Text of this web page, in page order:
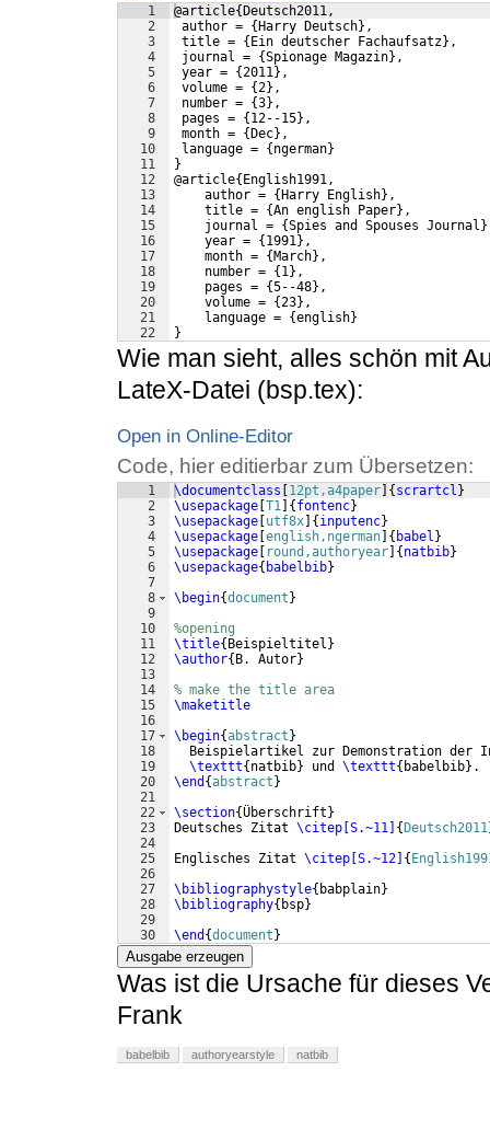
1
2
3
4
5
6
7
8
9
10
11
12
13
14
15
16
17
18
19
20
21
22
@article{Deutsch2011,
author = {Harry Deutsch},
title = {Ein deutscher Fachaufsatz},
journal = {Spionage Magazin},
year = {2011},
volume = {2},
number = {3},
pages = {12--15},
month = {Dec},
language = {ngerman}
}
@article{English1991,
    author = {Harry English},
    title = {An english Paper},
journal = {Spies and Spouses
    year = {1991},
    month = {March},
    number = {1},
    pages = {5--48},
    volume = {23},
    language = {english}
}
Wie man sieht, alles schön mit
LateX-Datei (bsp.tex):
Open in Online-Editor
Code, hier editierbar zum Übersetzen:
1
2
3
4
5
6
7
8
9
10
11
12
13
14
15
16
17
18
19
20
21
22
23
24
25
26
27
28
29
30
\documentclass 12pt,a4paper { scrartcl }
\usepackage T1 { fontenc}
\usepackage utf8x { inputenc}
\usepackage english,ngerman { babel }
\usepackage
round,authoryear { natbib}
\usepackage{ babelbib}
\begin{document }
%opening
\title{ Beispieltitel }
\author{ B. Autor}
% make the title area
\maketitle
\begin{abstract }
Beispielartikel zur Demonstration der
\texttt{ natbib} und \texttt{ babelbib} .
\end {abstract }
\section{Überschrift }
Deutsches Zitat \citep[S.~11] { Deutsch2011
Englisches Zitat \citep[S.~12] {
\bibliographystyle{ babplain}
\bibliography{ bsp}
\end {document }
Ausgabe erzeugen
Was ist die Ursache für dieses
Frank
babelbib authoryearstyle natbib